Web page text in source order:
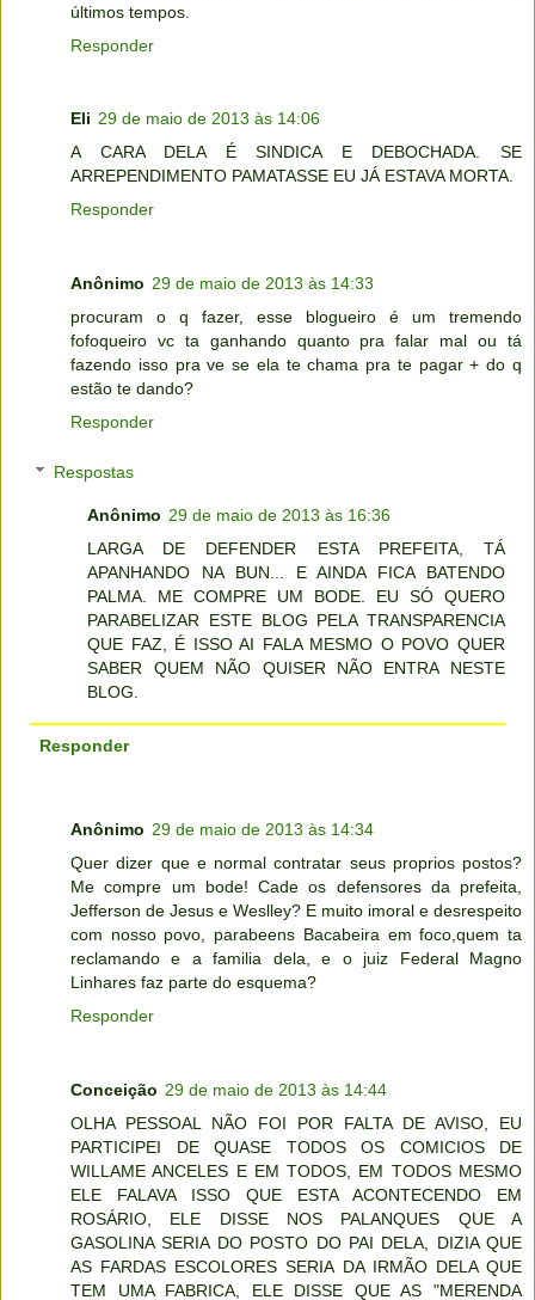
últimos tempos.
Responder
Eli 29 de maio de 2013 às 14:06
A CARA DELA É SINDICA E DEBOCHADA. SE
ARREPENDIMENTO PAMATASSE EU JÁ ESTAVA MORTA.
Responder
Anônimo 29 de maio de 2013 às 14:33
procuram o q fazer, esse blogueiro é um tremendo
fofoqueiro vc ta ganhando quanto pra falar mal ou tá
fazendo isso pra ve se ela te chama pra te pagar + do q
estão te dando?
Responder
Respostas
Anônimo 29 de maio de 2013 às 16:36
LARGA DE DEFENDER ESTA PREFEITA, TÁ
APANHANDO NA BUN... E AINDA FICA BATENDO
PALMA. ME COMPRE UM BODE. EU SÓ QUERO
PARABELIZAR ESTE BLOG PELA TRANSPARENCIA
QUE FAZ, É ISSO AI FALA MESMO O POVO QUER
SABER QUEM NÃO QUISER NÃO ENTRA NESTE
BLOG.
Responder
Anônimo 29 de maio de 2013 às 14:34
Quer dizer que e normal contratar seus proprios postos?
Me compre um bode! Cade os defensores da prefeita,
Jefferson de Jesus e Weslley? E muito imoral e desrespeito
com nosso povo, parabeens Bacabeira em foco,quem ta
reclamando e a familia dela, e o juiz Federal Magno
Linhares faz parte do esquema?
Responder
Conceição 29 de maio de 2013 às 14:44
OLHA PESSOAL NÃO FOI POR FALTA DE AVISO, EU
PARTICIPEI DE QUASE TODOS OS COMICIOS DE
WILLAME ANCELES E EM TODOS, EM TODOS MESMO
ELE FALAVA ISSO QUE ESTA ACONTECENDO EM
ROSÁRIO, ELE DISSE NOS PALANQUES QUE A
GASOLINA SERIA DO POSTO DO PAI DELA, DIZIA QUE
AS FARDAS ESCOLORES SERIA DA IRMÃO DELA QUE
TEM UMA FABRICA, ELE DISSE QUE AS "MERENDA